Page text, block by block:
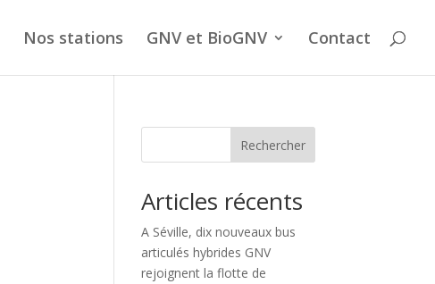
Nos stations GNV et BioGNV Contact
Rechercher
Articles récents
A Séville, dix nouveaux bus
articulés hybrides GNV
rejoignent la flotte de